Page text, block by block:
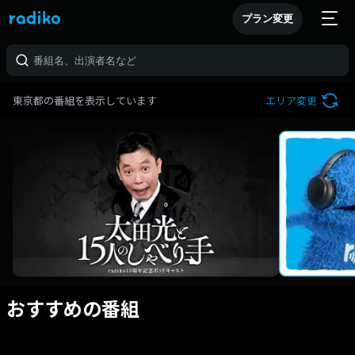
プラン変更
東京都の番組を表示しています エリア変更
おすすめの番組